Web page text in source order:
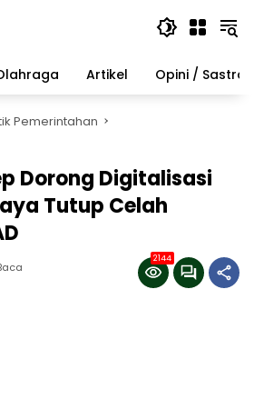
Artikel Opini / Sastra
Pemerintahan
Dorong Digitalisasi
Tutup Celah
2144